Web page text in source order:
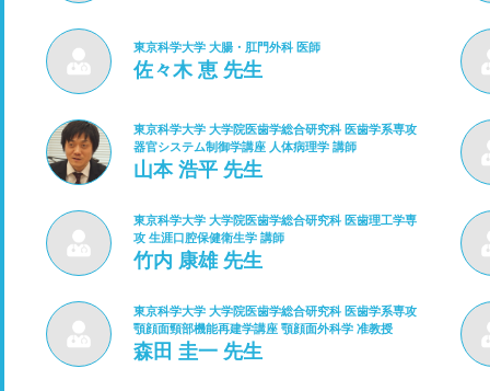
東京科学大学 大腸・肛門外科 医師
佐々木 恵 先生
東京科学大学 大学院医歯学総合研究科 医歯学系専攻
器官システム制御学講座 人体病理学 講師
山本 浩平 先生
東京科学大学 大学院医歯学総合研究科 医歯理工学専
攻 生涯口腔保健衛生学 講師
竹内 康雄 先生
東京科学大学 大学院医歯学総合研究科 医歯学系専攻
顎顔面頸部機能再建学講座 顎顔面外科学 准教授
森田 圭一 先生